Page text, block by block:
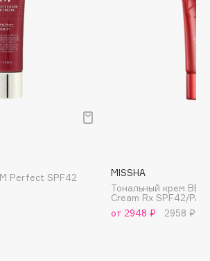
Perfect SPF42
MISSHA
Тональный крем BB
Cream Rx SPF42/
от 2948 ₽
2958 ₽